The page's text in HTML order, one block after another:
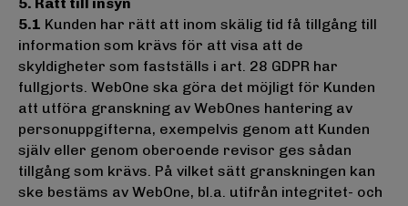
5.1 Kunden har rätt att inom skälig tid få tillgång till
information som krävs för att visa att de
skyldigheter som fastställs i art. 28 GDPR har
fullgjorts. WebOne ska göra det möjligt för Kunden
att utföra granskning av WebOnes hantering av
personuppgifterna, exempelvis genom att Kunden
själv eller genom oberoende revisor ges sådan
tillgång som krävs. På vilket sätt granskningen kan
ske bestäms av WebOne, bl.a. utifrån integritet- och